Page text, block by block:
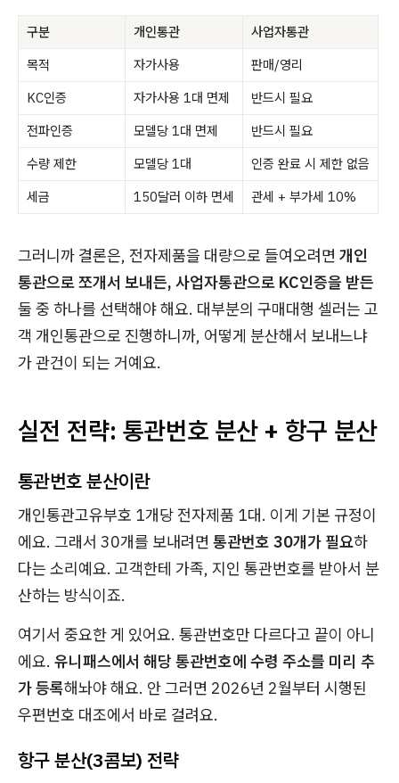
구분 개인통관
사업자통관
목적
자가사용
판매/영리
KC인증
자가사용 1대 면제
반드시 필요
전파인증
모델당 1대 면제
반드시 필요
수량 제한
모델당 1대
인증 완료 시 제한 없음
세금
150달러 이하 면세 관세 + 부가세 10%
그러니까 결론은, 전자제품을 대량으로 들여오려면 개인
통관으로 쪼개서 보내든, 사업자통관으로 KC인증을 받든
둘 중 하나를 선택해야 해요. 대부분의 구매대행 셀러는 고
객 개인통관으로 진행하니까, 어떻게 분산해서 보내느냐
가 관건이 되는 거예요.
실전 전략: 통관번호 분산 + 항구 분산
통관번호 분산이란
개인통관고유부호 1개당 전자제품 1대. 이게 기본 규정이
에요. 그래서 30개를 보내려면 통관번호 30개가 필요하
다는 소리예요. 고객한테 가족, 지인 통관번호를 받아서 분
산하는 방식이죠.
여기서 중요한 게 있어요. 통관번호만 다르다고 끝이 아니
에요. 유니패스에서 해당 통관번호에 수령 주소를 미리 추
가 등록해놔야 해요. 안 그러면 2026년 2월부터 시행된
우편번호 대조에서 바로 걸려요.
항구 분산(3콤보) 전략